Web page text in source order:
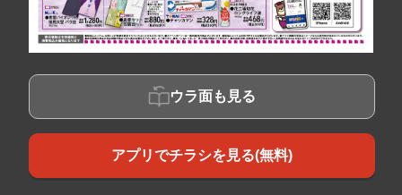
ウラ面も見る
アプリでチラシを見る(無料)